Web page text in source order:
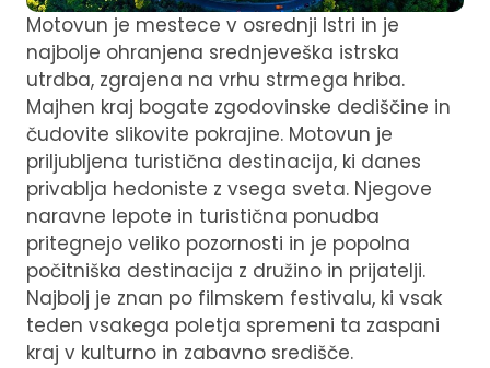
Motovun je mestece v osrednji Istri in je
najbolje ohranjena srednjeveška istrska
utrdba, zgrajena na vrhu strmega hriba.
Majhen kraj bogate zgodovinske dediščine in
čudovite slikovite pokrajine. Motovun je
priljubljena turistična destinacija, ki danes
privablja hedoniste z vsega sveta. Njegove
naravne lepote in turistična ponudba
pritegnejo veliko pozornosti in je popolna
počitniška destinacija z družino in prijatelji.
Najbolj je znan po filmskem festivalu, ki vsak
teden vsakega poletja spremeni ta zaspani
kraj v kulturno in zabavno središče.